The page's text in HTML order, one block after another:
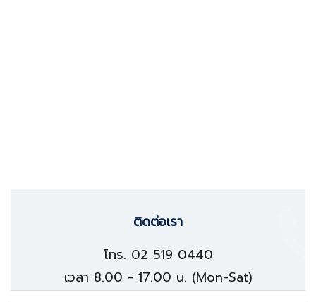
ติดต่อเรา
โทร. 02 519 0440
เวลา 8.00 - 17.00 น. (Mon-Sat)